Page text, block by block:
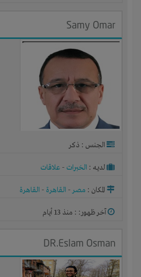
Samy Omar
الجنس : ذكر
لديـه : الخبرات - علاقات
المكان : مصر- القاهرة - القاهرة
آخر ظهور: : منذ 13 أيام
DR.Eslam Osman